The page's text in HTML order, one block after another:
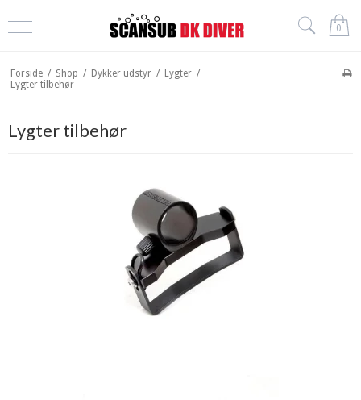
0
Forside / Shop / Dykker udstyr / Lygter /
Lygter tilbehør
Lygter tilbehør